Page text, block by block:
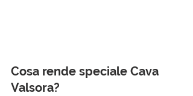
Cosa rende speciale Cava
Valsora?